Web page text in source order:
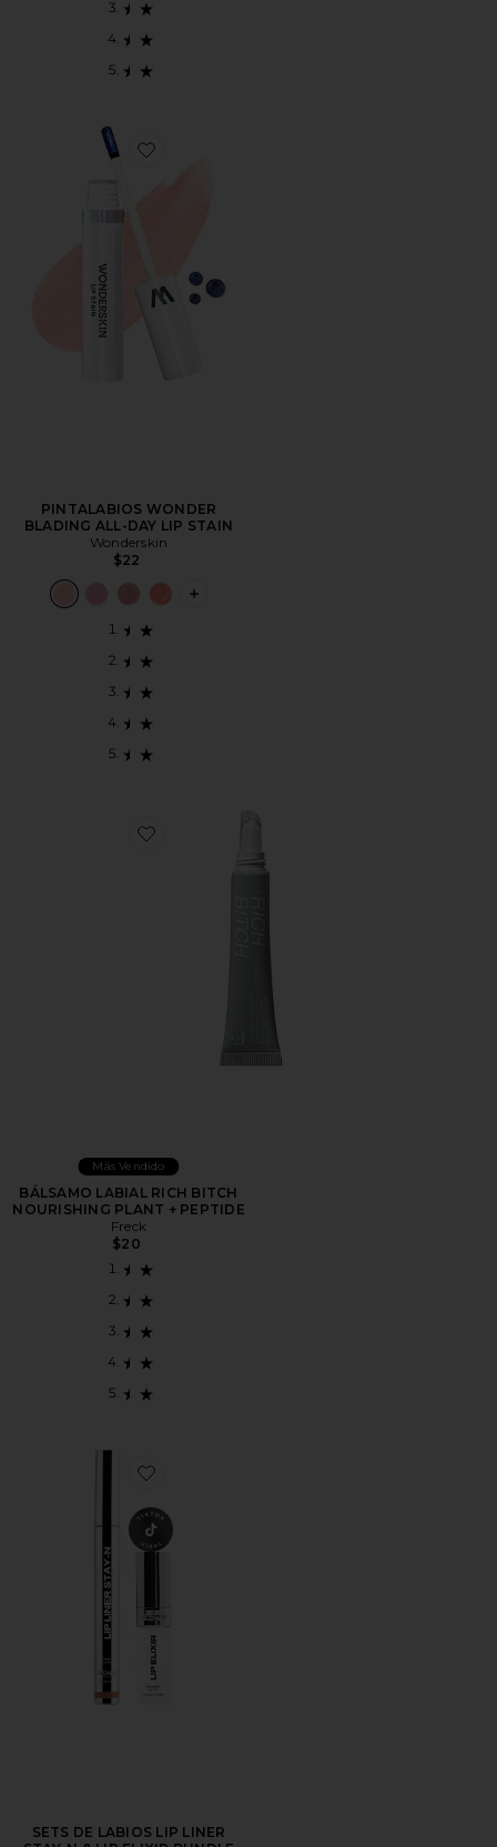
Favorite PINTALABIOS WONDER BLADING ALL-DAY
PINTALABIOS WONDER
BLADING ALL-DAY LIP STAIN
Wonderskin
$22
PLUS ICON TO SEE MORE OPTIONS
Favorite BÁLSAMO LABIAL RICH BITCH
Más Vendido
BÁLSAMO LABIAL RICH BITCH
NOURISHING PLANT + PEPTIDE
Freck
$20
Favorite SETS DE LABIOS LIP LINER STAY-N & LIP
SETS DE LABIOS LIP LINER